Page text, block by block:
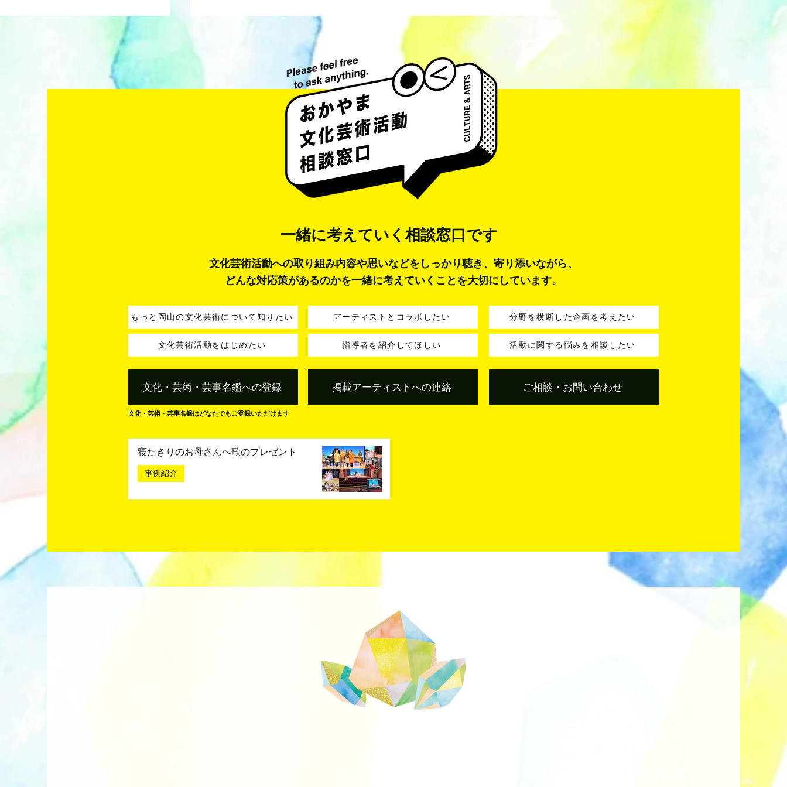
梅田彩香 Ayaka Umeda
井藤 侃山 Kanzan Ito
一緒に考えていく 相談窓口です
文化芸術活動への取り組み内容や思いなどをしっかり聴き、寄り添いながら、
どんな対応策があるのかを一緒に考えていくことを大切にしています。
もっと岡山の文化芸術について知りたい
文化芸術活動をはじめたい
アーティストとコラボしたい
指導者を紹介してほしい
分野を横断した企画を考えたい
活動に関する悩みを相談したい
文化・芸術・芸事名鑑への登録 掲載アーティストへの連絡 ご相談・お問い合わせ
文化・芸術・芸事名鑑はどなたでもご登録いただけます
寝たきりのお母さんへ歌のプレゼント
事例紹介